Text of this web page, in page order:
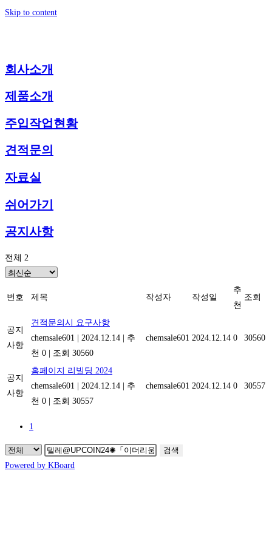
Skip to content
회사소개
제품소개
주입작업현황
견적문의
자료실
쉬어가기
공지사항
전체 2
번호 제목 작성자 작성일
추
천
조회
공지
사항
견적문의시 요구사항
chemsale601
2024.12.14
추
천 0
조회 30560
chemsale601 2024.12.14 0 30560
공지
사항
홈페이지 리빌딩 2024
chemsale601
2024.12.14
추
천 0
조회 30557
chemsale601 2024.12.14 0 30557
1
검색
Powered by KBoard